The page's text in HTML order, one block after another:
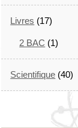
Livres (17)
2 BAC (1)
Scientifique (40)